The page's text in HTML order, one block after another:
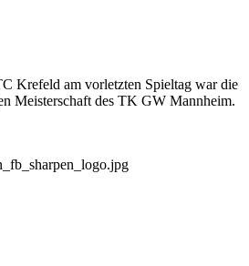
Krefeld am vorletzten Spieltag war die
Meisterschaft des TK GW Mannheim.